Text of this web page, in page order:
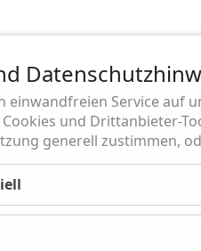
. 28 96 90 70 /
einwandfreien Service auf
und Drittanbieter-
generell zustimmen,